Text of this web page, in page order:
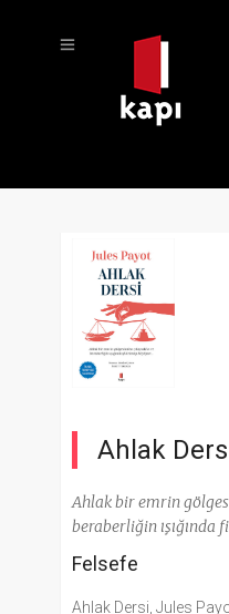
Ahlak
Ahlak bir emrin
beraberliğin
Felsefe
Ahlak Dersi, Jules